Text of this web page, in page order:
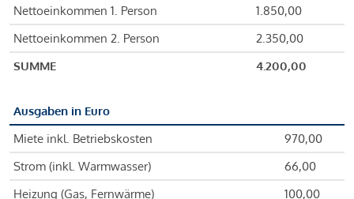
Nettoeinkommen 1. Person
1.850,00
Nettoeinkommen 2. Person
2.350,00
SUMME
4.200,00
Ausgaben in Euro
Miete inkl. Betriebskosten
970,00
Strom (inkl. Warmwasser)
66,00
Heizung (Gas, Fernwärme)
100,00